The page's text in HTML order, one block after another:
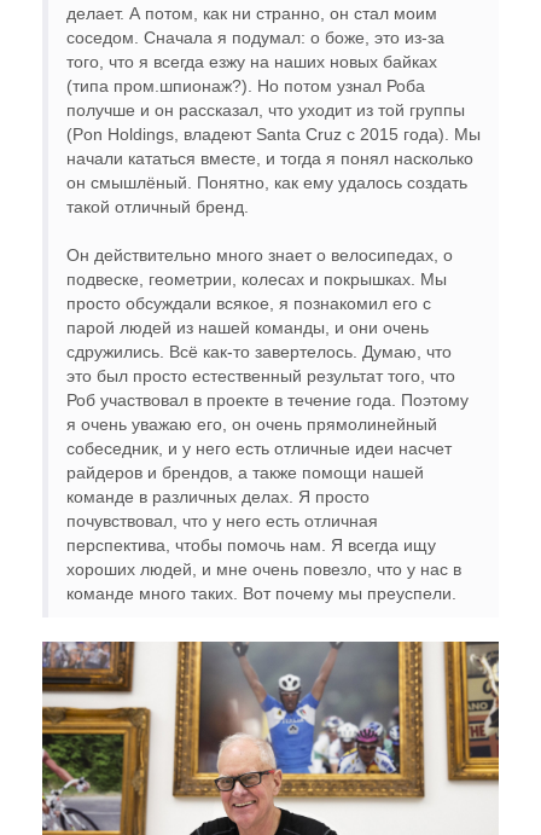
делает. А потом, как ни странно, он стал моим
соседом. Сначала я подумал: о боже, это из-за
того, что я всегда езжу на наших новых байках
(типа пром.шпионаж?). Но потом узнал Роба
получше и он рассказал, что уходит из той группы
(Pon Holdings, владеют Santa Cruz с 2015 года). Мы
начали кататься вместе, и тогда я понял насколько
он смышлёный. Понятно, как ему удалось создать
такой отличный бренд.
Он действительно много знает о велосипедах, о
подвеске, геометрии, колесах и покрышках. Мы
просто обсуждали всякое, я познакомил его с
парой людей из нашей команды, и они очень
сдружились. Всё как-то завертелось. Думаю, что
это был просто естественный результат того, что
Роб участвовал в проекте в течение года. Поэтому
я очень уважаю его, он очень прямолинейный
собеседник, и у него есть отличные идеи насчет
райдеров и брендов, а также помощи нашей
команде в различных делах. Я просто
почувствовал, что у него есть отличная
перспектива, чтобы помочь нам. Я всегда ищу
хороших людей, и мне очень повезло, что у нас в
команде много таких. Вот почему мы преуспели.